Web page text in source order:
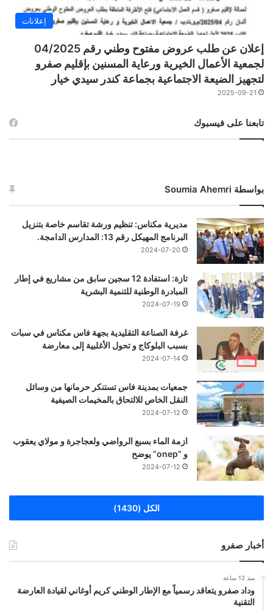
إعلانات
إعلان عن طلب عروض مفتوح وطني رقم 04/2025
لجمعية الأعمال الخيرية ورعاية المسنين بإقليم صفرو
لتجهيز الضيعة الاجتماعية بجماعة كندر سيدي خيار
2025-09-21
تابعنا على فيسبوك
بواسطة Soumia Ahemri
مديرية مكناس: تنظيم ورشة تقاسم خاصة بتنزيل
البرنامج المهيكل رقم 13: المدارس الدامجة.
2024-07-20
تازة: استفادة 12 سجين سابق من مشاريع في إطار
المبادرة الوطنية للتنمية البشرية
2024-07-19
غرفة الصناعة التقليدية بجهة فاس مكناس في سبات
بسبب البلوكاج و تحول الأغلبية إلى معارضة
2024-07-14
جمعيات بمدينة فاس تستنكر حرمانها من وسائل
النقل الخاص للالتحاق بالمخيمات الصيفية
2024-07-12
ازمة الماء بسبع الرواضي ولعجاجرة و مولاي يعقوب
و “onep” يوضح
2024-07-12
الكل (1430)
أخبار صفرو
منذ 12 ساعة
وداد صفرو يتعاقد رسمياً مع الإطار الوطني كريم أوغاني لقيادة العارضة
التقنية